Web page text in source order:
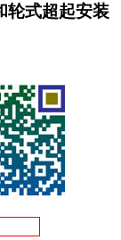
轮式超起安装